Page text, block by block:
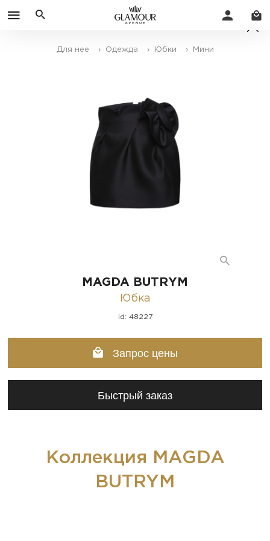
Для нее › Одежда › Юбки › Мини
MAGDA BUTRYM
Юбка
id: 48227
Запрос цены
Быстрый заказ
Коллекция MAGDA
BUTRYM